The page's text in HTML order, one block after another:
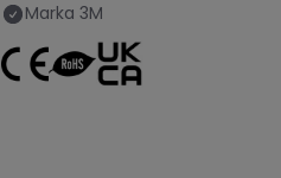
Marka 3M